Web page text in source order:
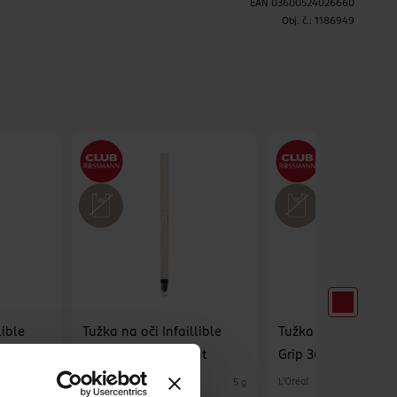
EAN 03600524026660
Obj. č.: 1186949
Tužka na oči Infaillible
Grip 36h Opalescent
L'Oréal 5 g
Tužka na oči
Grip 36h 9 polar
L'Oréal